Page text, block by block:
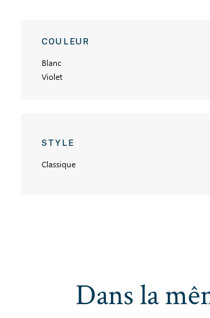
COULEUR
Blanc
Violet
STYLE
Classique
Dans la